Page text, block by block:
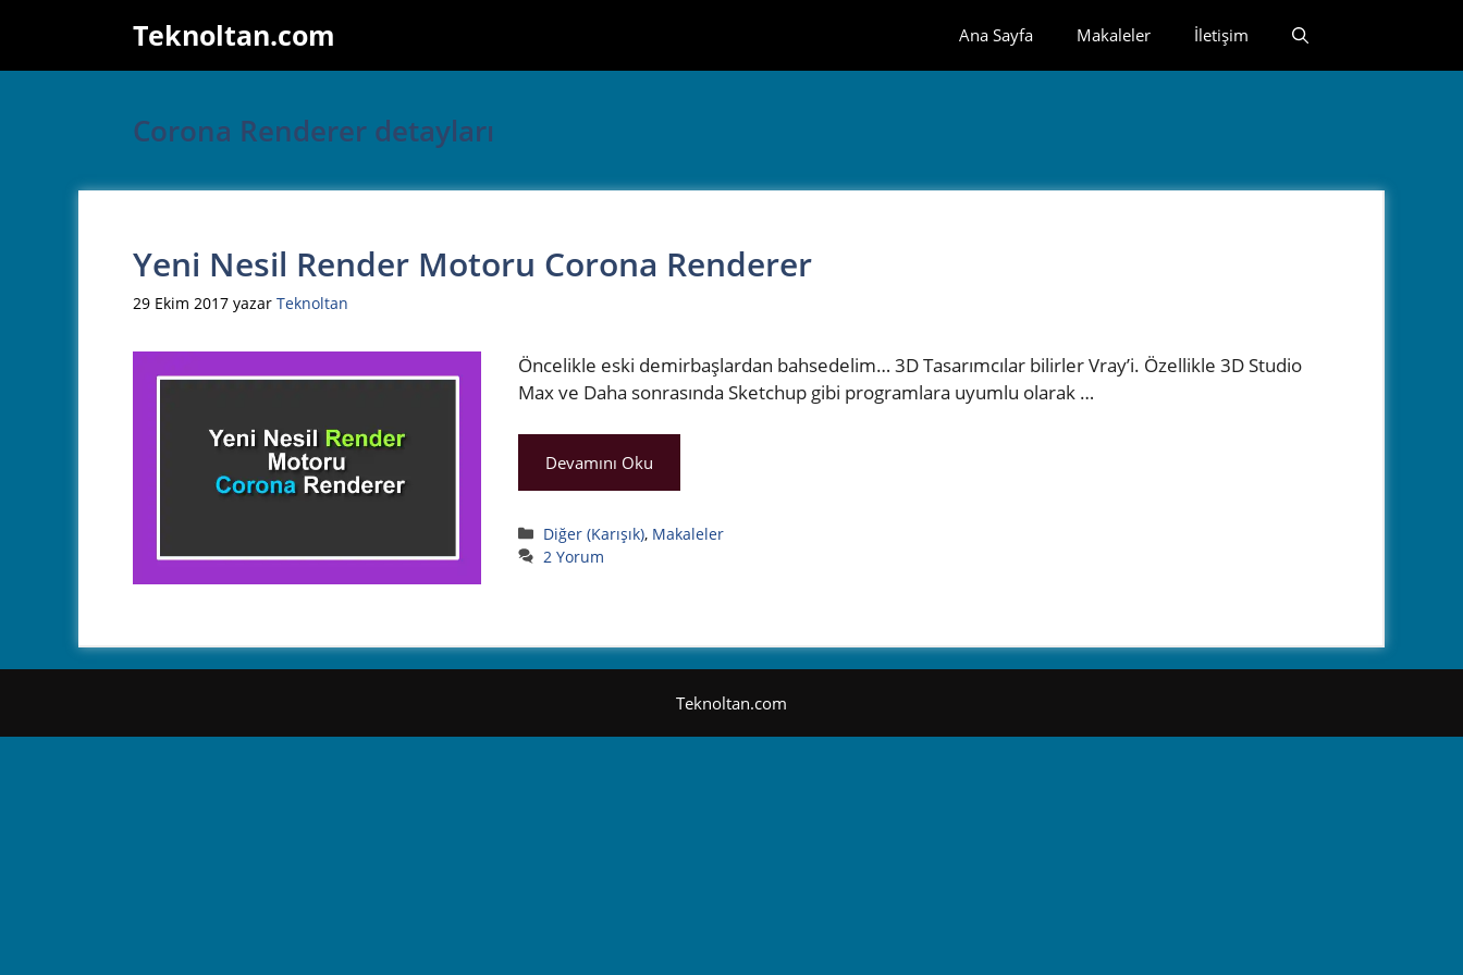
Teknoltan.com Ana Sayfa Makaleler İletişim
Corona Renderer detayları
Yeni Nesil Render Motoru Corona Renderer
29 Ekim 2017 yazar Teknoltan
Öncelikle eski demirbaşlardan bahsedelim… 3D Tasarımcılar bilirler Vray’i. Özellikle 3D Studio
Max ve Daha sonrasında Sketchup gibi programlara uyumlu olarak …
Devamını Oku
Kategoriler
Diğer (Karışık), Makaleler
2 Yorum
Teknoltan.com